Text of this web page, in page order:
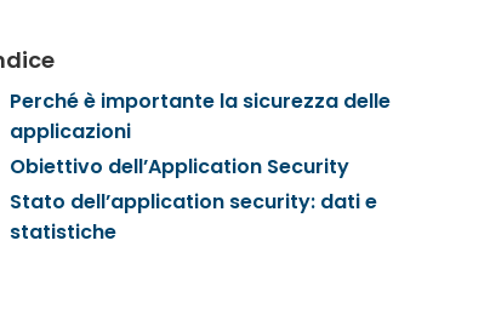
Perché è importante la sicurezza delle
applicazioni
Obiettivo dell’Application Security
Stato dell’application security: dati e
statistiche